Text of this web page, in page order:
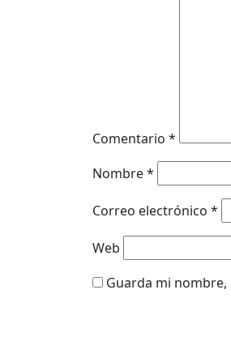
Comentario *
Nombre*
Correo electrónico *
Web
Guarda mi